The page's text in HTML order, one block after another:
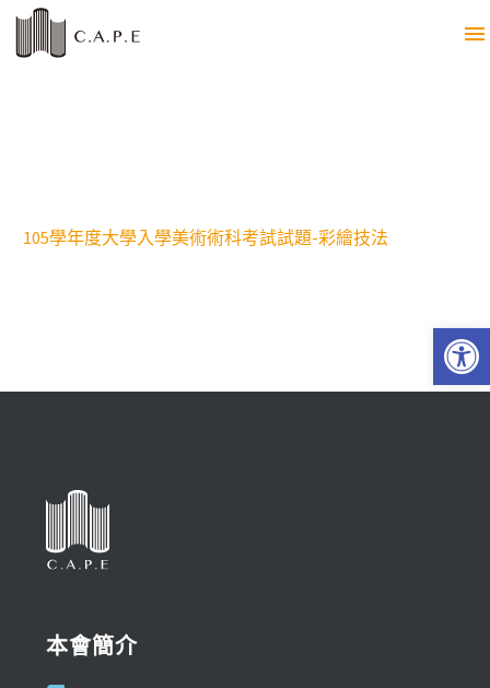
105學年度大學入學美術術科考試試題-彩繪技法
本會簡介